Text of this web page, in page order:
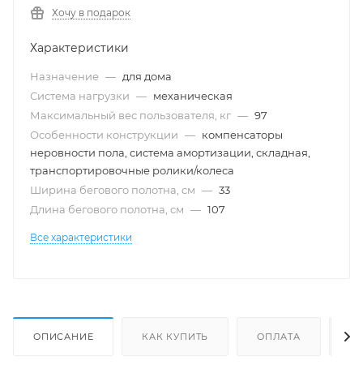
Хочу в подарок
Характеристики
Назначение — для дома
Система нагрузки — механическая
Максимальный вес пользователя, кг — 97
Особенности конструкции — компенсаторы
неровности пола, система амортизации, складная,
транспортировочные ролики/колеса
Ширина бегового полотна, см — 33
Длина бегового полотна, см — 107
Все характеристики
ОПИСАНИЕ КАК КУПИТЬ ОПЛАТА